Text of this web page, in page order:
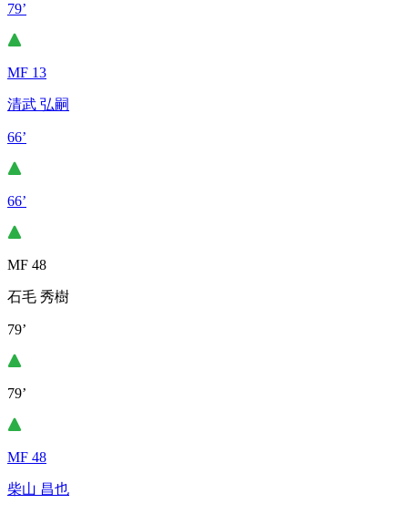
79’
MF 13
清武 弘嗣
66’
66’
MF 48
石毛 秀樹
79’
79’
MF 48
柴山 昌也